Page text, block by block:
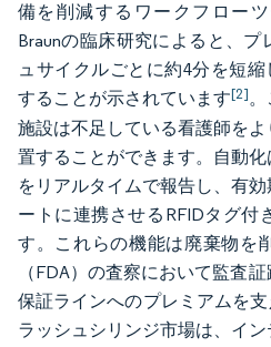
備を削減するワークフロー
Braunの臨床研究によると、
ュサイクルごとに約4分を短
することが示されています[2]。
施設は不足している看護師を
置することができます。自動
をリアルタイムで報告し、有
ートに連携させるRFIDタグ付
す。これらの機能は廃棄物を
（FDA）の査察において監査
保証ラインへのプレミアムを
ラッシュシリンジ市場は、イ